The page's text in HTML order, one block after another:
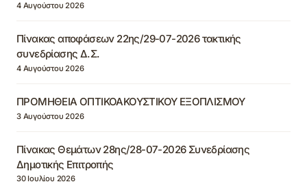
4 Αυγούστου 2026
Πίνακας αποφάσεων 22ης/29-07-2026 τακτικής
συνεδρίασης Δ.Σ.
4 Αυγούστου 2026
ΠΡΟΜΗΘΕΙΑ ΟΠΤΙΚΟΑΚΟΥΣΤΙΚΟΥ ΕΞΟΠΛΙΣΜΟΥ
3 Αυγούστου 2026
Πίνακας Θεμάτων 28ης/28-07-2026 Συνεδρίασης
Δημοτικής Επιτροπής
30 Ιουλίου 2026